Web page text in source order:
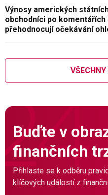
Výnosy amerických
obchodníci po komentářích
přehodnocují očekávání
Buďte v
finančních
Přihlaste se k odběru
klíčových událostí z